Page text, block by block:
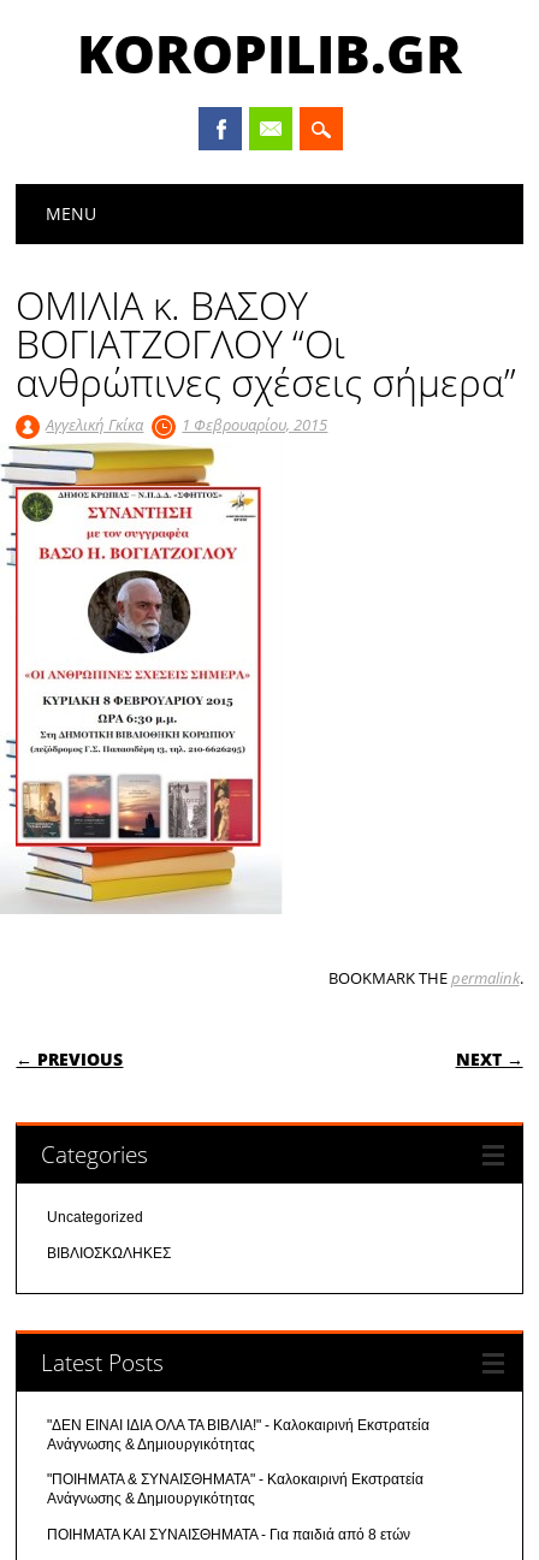
KOROPILIB.GR
Main menu
MENU
ΟΜΙΛΙΑ κ. ΒΑΣΟΥ
ΒΟΓΙΑΤΖΟΓΛΟΥ “Οι
ανθρώπινες σχέσεις σήμερα”
Αγγελική Γκίκα 1 Φεβρουαρίου, 2015
BOOKMARK THEpermalink.
POST NAVIGATION
← PREVIOUS NEXT →
Categories
Uncategorized
ΒΙΒΛΙΟΣΚΩΛΗΚΕΣ
Latest Posts
"ΔΕΝ ΕΙΝΑΙ ΙΔΙΑ ΟΛΑ ΤΑ ΒΙΒΛΙΑ!" - Καλοκαιρινή Εκστρατεία
Ανάγνωσης & Δημιουργικότητας
"ΠΟΙΗΜΑΤΑ & ΣΥΝΑΙΣΘΗΜΑΤΑ" - Καλοκαιρινή Εκστρατεία
Ανάγνωσης & Δημιουργικότητας
ΠΟΙΗΜΑΤΑ ΚΑΙ ΣΥΝΑΙΣΘΗΜΑΤΑ - Για παιδιά από 8 ετών